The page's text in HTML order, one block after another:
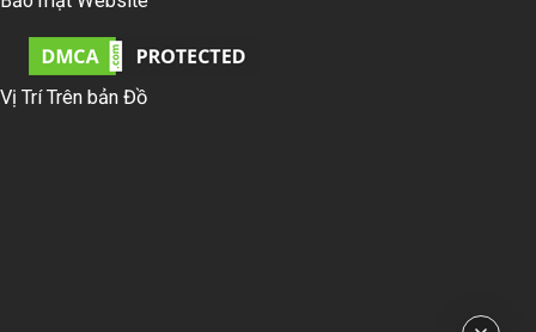
Vị Trí Trên bản Đồ